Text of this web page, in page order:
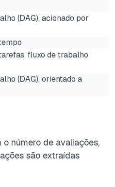
(DAG), acionado por
fluxo de trabalho
(DAG), orientado a
número de avaliações,
são extraídas